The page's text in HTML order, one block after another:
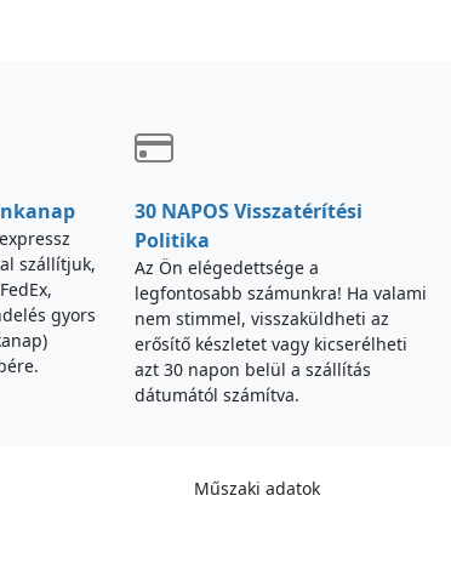
szállítjuk,
gyors
30 NAPOS Visszatérítési
Politika
Az Ön elégedettsége a
legfontosabb számunkra! Ha valami
nem stimmel, visszaküldheti az
erősítő készletet vagy kicserélheti
azt 30 napon belül a szállítás
dátumától számítva.
Műszaki adatok